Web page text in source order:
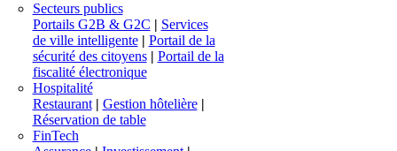
Secteurs publics
Portails G2B & G2C | Services
de ville intelligente| Portail de la
sécurité des citoyens| Portail de la
fiscalité électronique
Hospitalité
Restaurant| Gestion hôtelière|
Réservation de table
FinTech